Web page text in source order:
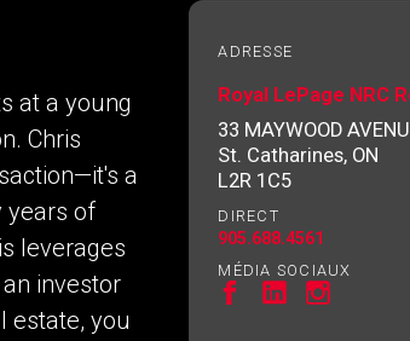
at a young
Chris
a
years of
leverages
investor
estate, you
ADRESSE
Royal LePage NRC
33 MAYWOOD
St. Catharines, ON
L2R 1C5
DIRECT
905.688.4561
MÉDIA SOCIAUX